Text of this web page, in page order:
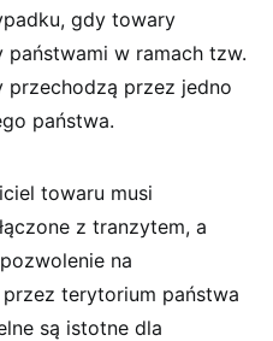
gdy towary
państwami w ramach tzw.
przez jedno
państwa.
towaru musi
z tranzytem, a
na
terytorium państwa
są istotne dla